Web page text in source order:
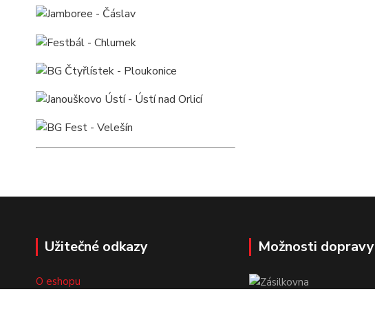
Užitečné odkazy
O eshopu
Možnosti dopravy